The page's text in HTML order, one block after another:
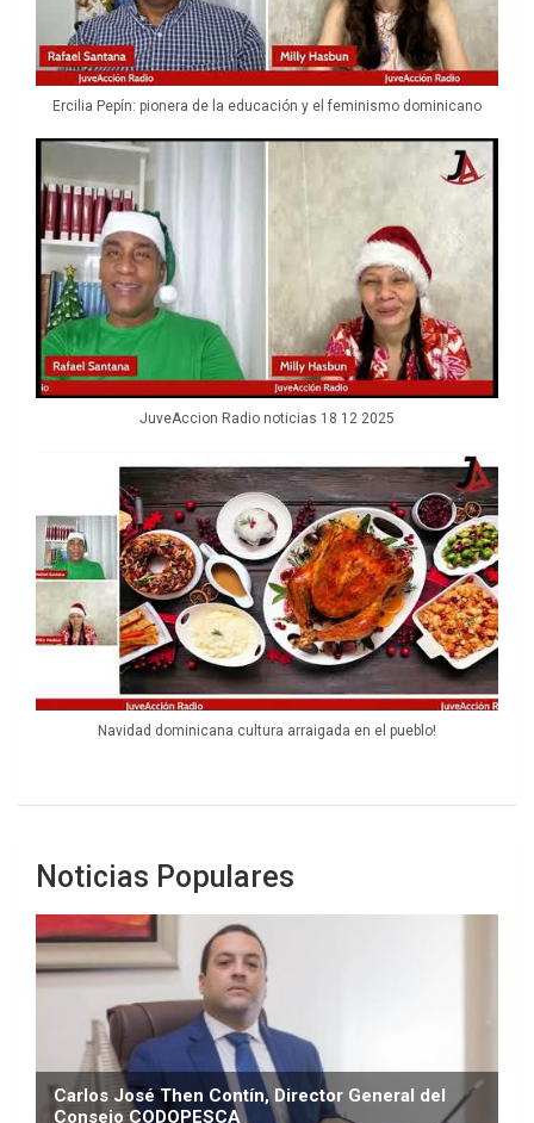
Ercilia Pepín: pionera de la educación y el feminismo dominicano
JuveAccion Radio noticias 18 12 2025
Navidad dominicana cultura arraigada en el pueblo!
Noticias Populares